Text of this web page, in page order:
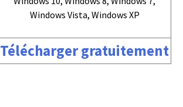
Windows Vista, Windows XP
Télécharger gratuitement